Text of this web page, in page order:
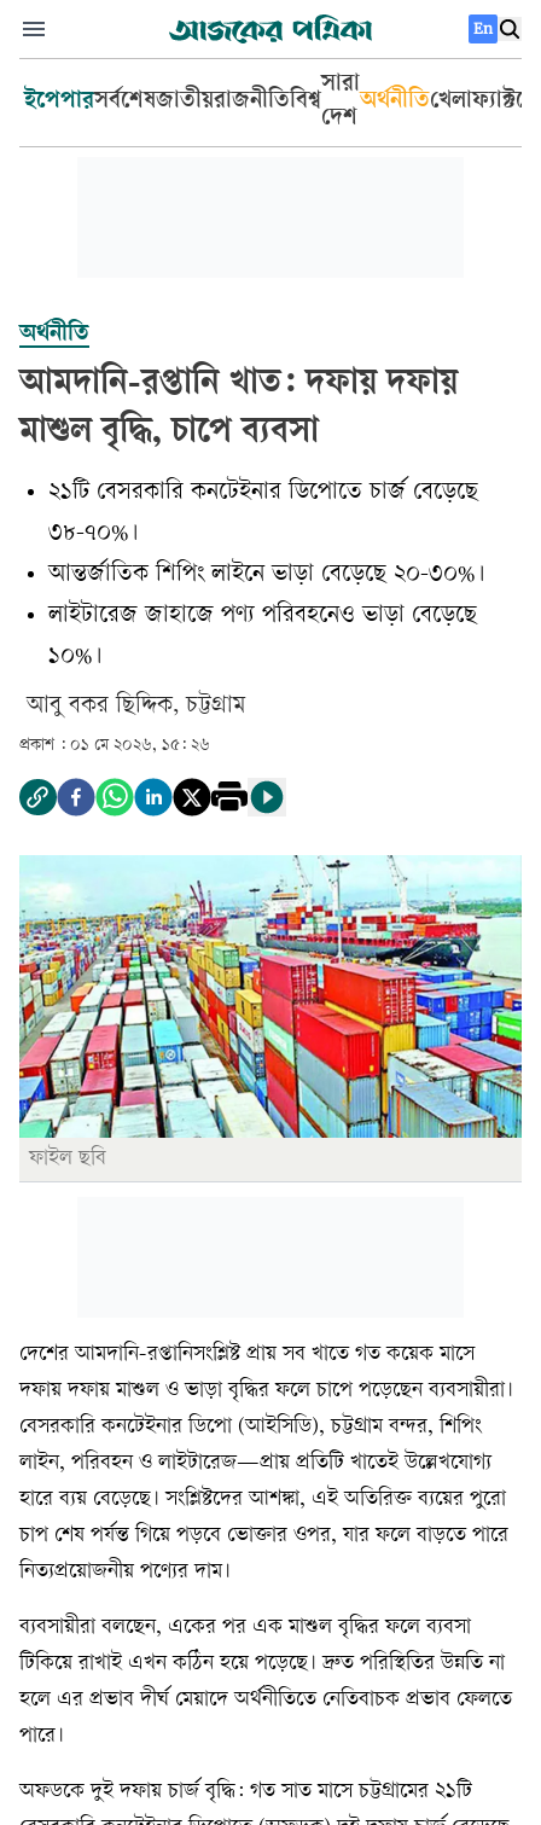
En
ইপেপারসর্বশেষজাতীয়রাজনীতিবিশ্ব
সারা
দেশ
অর্থনীতিখেলা
অর্থনীতি
আমদানি-রপ্তানি খাত: দফায় দফায়
মাশুল বৃদ্ধি, চাপে ব্যবসা
২১টি বেসরকারি কনটেইনার ডিপোতে চার্জ বেড়েছে
৩৮-৭০%।
আন্তর্জাতিক শিপিং লাইনে ভাড়া বেড়েছে ২০-৩০%।
লাইটারেজ জাহাজে পণ্য পরিবহনেও ভাড়া বেড়েছে
১০%।
আবু বকর ছিদ্দিক, চট্টগ্রাম
প্রকাশ : ০১ মে ২০২৬, ১৫: ২৬
ফাইল ছবি
দেশের আমদানি-রপ্তানিসংশ্লিষ্ট প্রায় সব খাতে গত কয়েক মাসে
দফায় দফায় মাশুল ও ভাড়া বৃদ্ধির ফলে চাপে পড়েছেন ব্যবসায়ীরা।
বেসরকারি কনটেইনার ডিপো (আইসিডি), চট্টগ্রাম বন্দর, শিপিং
লাইন, পরিবহন ও লাইটারেজ—প্রায় প্রতিটি খাতেই উল্লেখযোগ্য
হারে ব্যয় বেড়েছে। সংশ্লিষ্টদের আশঙ্কা, এই অতিরিক্ত ব্যয়ের পুরো
চাপ শেষ পর্যন্ত গিয়ে পড়বে ভোক্তার ওপর, যার ফলে বাড়তে পারে
নিত্যপ্রয়োজনীয় পণ্যের দাম।
ব্যবসায়ীরা বলছেন, একের পর এক মাশুল বৃদ্ধির ফলে ব্যবসা
টিকিয়ে রাখাই এখন কঠিন হয়ে পড়েছে। দ্রুত পরিস্থিতির উন্নতি না
হলে এর প্রভাব দীর্ঘ মেয়াদে অর্থনীতিতে নেতিবাচক প্রভাব ফেলতে
পারে।
অফডকে দুই দফায় চার্জ বৃদ্ধি: গত সাত মাসে চট্টগ্রামের ২১টি